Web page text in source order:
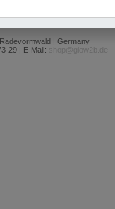
| Germany
29 | E-Mail:
shop@glow2b.de